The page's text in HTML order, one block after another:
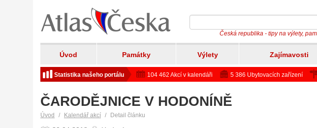
Česká republika - tipy na výlety,
Úvod Památky Výlety Zajímavosti
Statistika našeho portálu 104 462 Akcí v kalendáři 5 386 Ubytovacích zařízení
ČARODĚJNICE V HODONÍNĚ
Úvod Kalendář akcí Detail článku